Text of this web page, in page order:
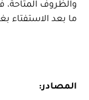
والظروف المتاحة،
ما بعد الاستفتاء
المصادر: